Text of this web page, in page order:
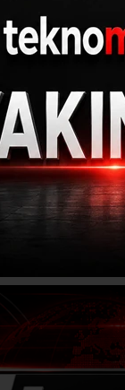
Haber Ajansı |